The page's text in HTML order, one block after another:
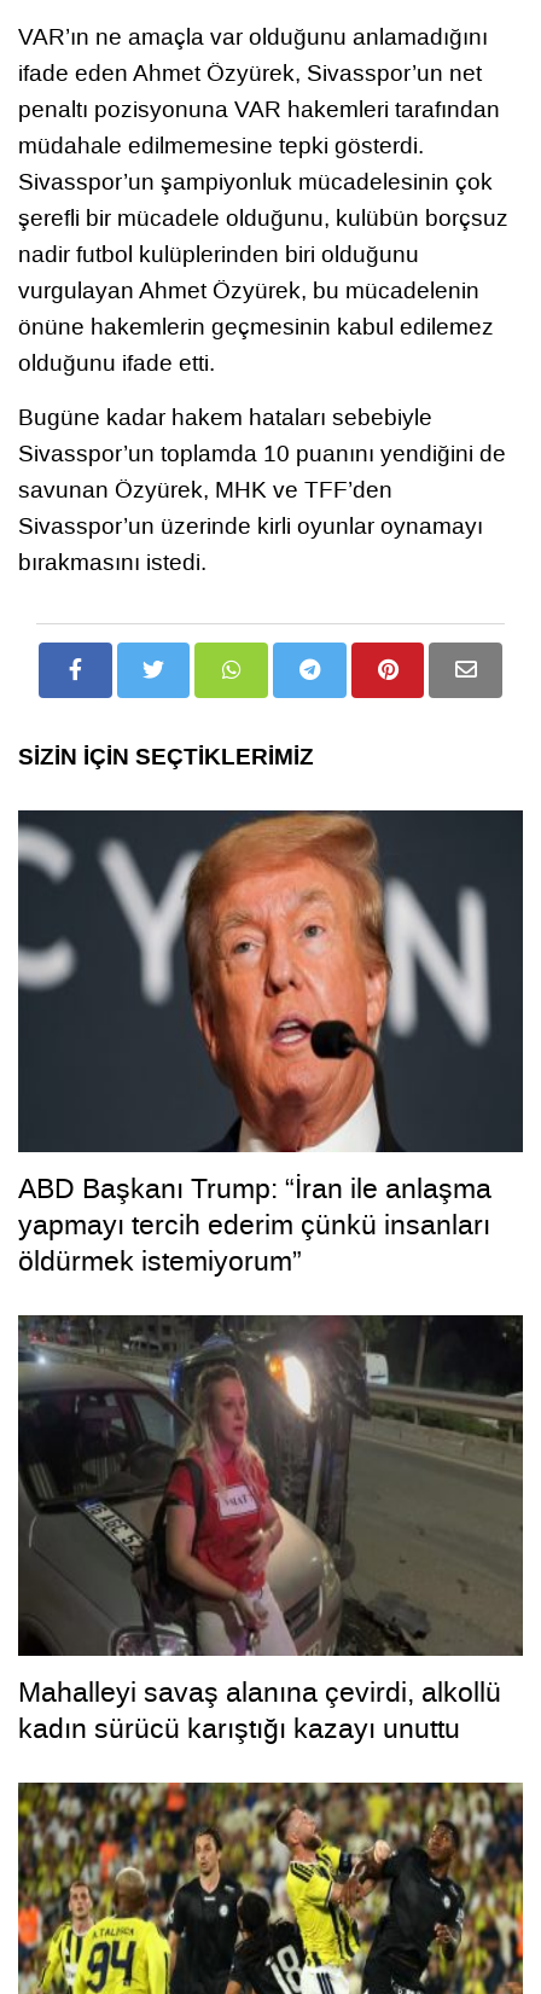
VAR’ın ne amaçla var olduğunu anlamadığını
ifade eden Ahmet Özyürek, Sivasspor’un net
penaltı pozisyonuna VAR hakemleri tarafından
müdahale edilmemesine tepki gösterdi.
Sivasspor’un şampiyonluk mücadelesinin çok
şerefli bir mücadele olduğunu, kulübün borçsuz
nadir futbol kulüplerinden biri olduğunu
vurgulayan Ahmet Özyürek, bu mücadelenin
önüne hakemlerin geçmesinin kabul edilemez
olduğunu ifade etti.
Bugüne kadar hakem hataları sebebiyle
Sivasspor’un toplamda 10 puanını yendiğini de
savunan Özyürek, MHK ve TFF’den
Sivasspor’un üzerinde kirli oyunlar oynamayı
bırakmasını istedi.
SİZİN İÇİN SEÇTİKLERİMİZ
ABD Başkanı Trump: “İran ile anlaşma
yapmayı tercih ederim çünkü insanları
öldürmek istemiyorum”
Mahalleyi savaş alanına çevirdi, alkollü
kadın sürücü karıştığı kazayı unuttu